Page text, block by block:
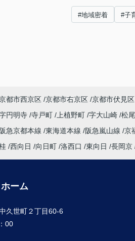
#地域密着 #子
都市西京区 京都市右京区 京都市伏見区
円明寺 寺戸町 上植野町 字大山崎 松
阪急京都本線 東海道本線 阪急嵐山線 京
西向日 向日町 洛西口 東向日 長岡京
ーム
久世町２丁目60-6
00